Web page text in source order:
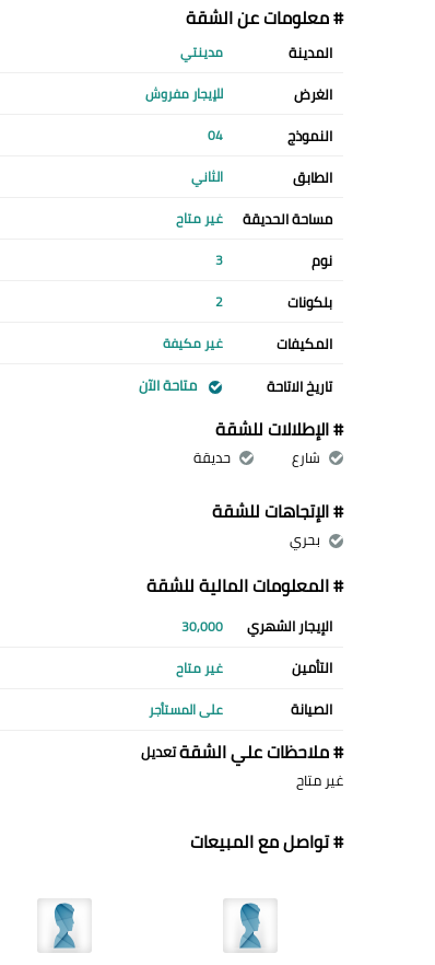
# معلومات عن الشقة
المدينة مدينتي
الغرض للإيجار مفروش
النموذج 04
الطابق الثاني
مساحة الحديقة غير متاح
نوم 3
بلكونات 2
المكيفات غير مكيفة
تاريخ الاتاحة متاحة الآن
# الإطلالات للشقة
شارع حديقة
# الإتجاهات للشقة
بحري
# المعلومات المالية للشقة
الإيجار الشهري 30,000
التأمين غير متاح
الصيانة على المستأجر
# ملاحظات علي الشقةتعديل
غير متاح
# تواصل مع المبيعات